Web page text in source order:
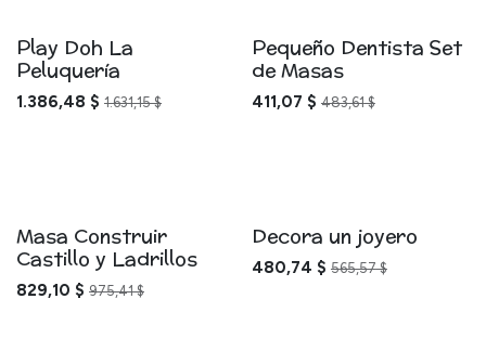
Play Doh La
Peluquería
1.386,48 $ 1.631,15$
Pequeño Dentista Set
de Masas
411,07 $ 483,61$
Masa Construir
Castillo y Ladrillos
829,10 $ 975,41$
Decora un joyero
480,74 $ 565,57$